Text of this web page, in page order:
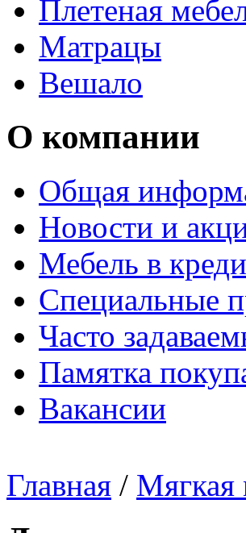
Плетеная
Матрацы
Вешало
О компании
Общая
Новости и
Мебель в
Специальные
Часто
Памятка
Вакансии
Главная / Мягкая